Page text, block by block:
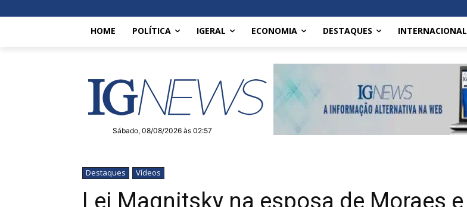
HOME POLÍTICA IGERAL ECONOMIA DESTAQUES INTERNACIONAL
Sábado, 08/08/2026 às 02:57
Destaques Vídeos
Lei Magnitsky na esposa de Moraes e